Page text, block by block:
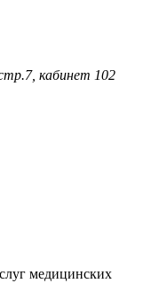
кабинет 102
медицинских